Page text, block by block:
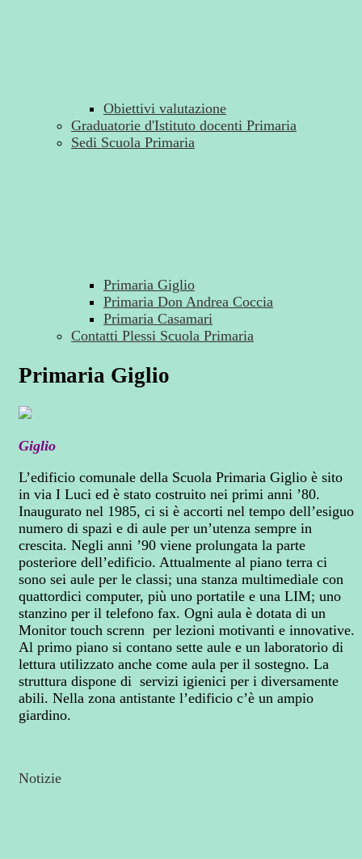
Obiettivi valutazione
Graduatorie d'Istituto docenti Primaria
Sedi Scuola Primaria
Primaria Giglio
Primaria Don Andrea Coccia
Primaria Casamari
Contatti Plessi Scuola Primaria
Primaria Giglio
Giglio
L’edificio comunale della Scuola Primaria Giglio è sito
in via I Luci ed è stato costruito nei primi anni ’80.
Inaugurato nel 1985, ci si è accorti nel tempo dell’esiguo
numero di spazi e di aule per un’utenza sempre in
crescita. Negli anni ’90 viene prolungata la parte
posteriore dell’edificio. Attualmente al piano terra ci
sono sei aule per le classi; una stanza multimediale con
quattordici computer, più uno portatile e una LIM; uno
stanzino per il telefono fax. Ogni aula è dotata di un
Monitor touch screnn per lezioni motivanti e innovative.
Al primo piano si contano sette aule e un laboratorio di
lettura utilizzato anche come aula per il sostegno. La
struttura dispone di servizi igienici per i diversamente
abili. Nella zona antistante l’edificio c’è un ampio
giardino.
Notizie